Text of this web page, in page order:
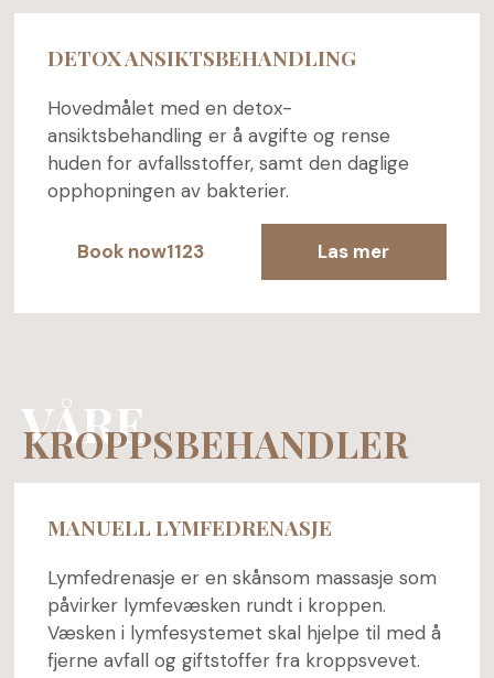
DETOX ANSIKTSBEHANDLING
Hovedmålet med en detox-
ansiktsbehandling er å avgifte og rense
huden for avfallsstoffer, samt den daglige
opphopningen av bakterier.
Book now1123 Las mer
VÅRE
KROPPSBEHANDLER
MANUELL LYMFEDRENASJE
Lymfedrenasje er en skånsom massasje som
påvirker lymfevæsken rundt i kroppen.
Væsken i lymfesystemet skal hjelpe til med å
fjerne avfall og giftstoffer fra kroppsvevet.